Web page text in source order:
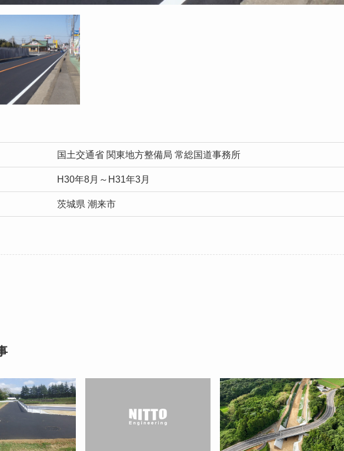
国土交通省 関東地方整備局 常総国道事務所
H30年8月～H31年3月
茨城県 潮来市